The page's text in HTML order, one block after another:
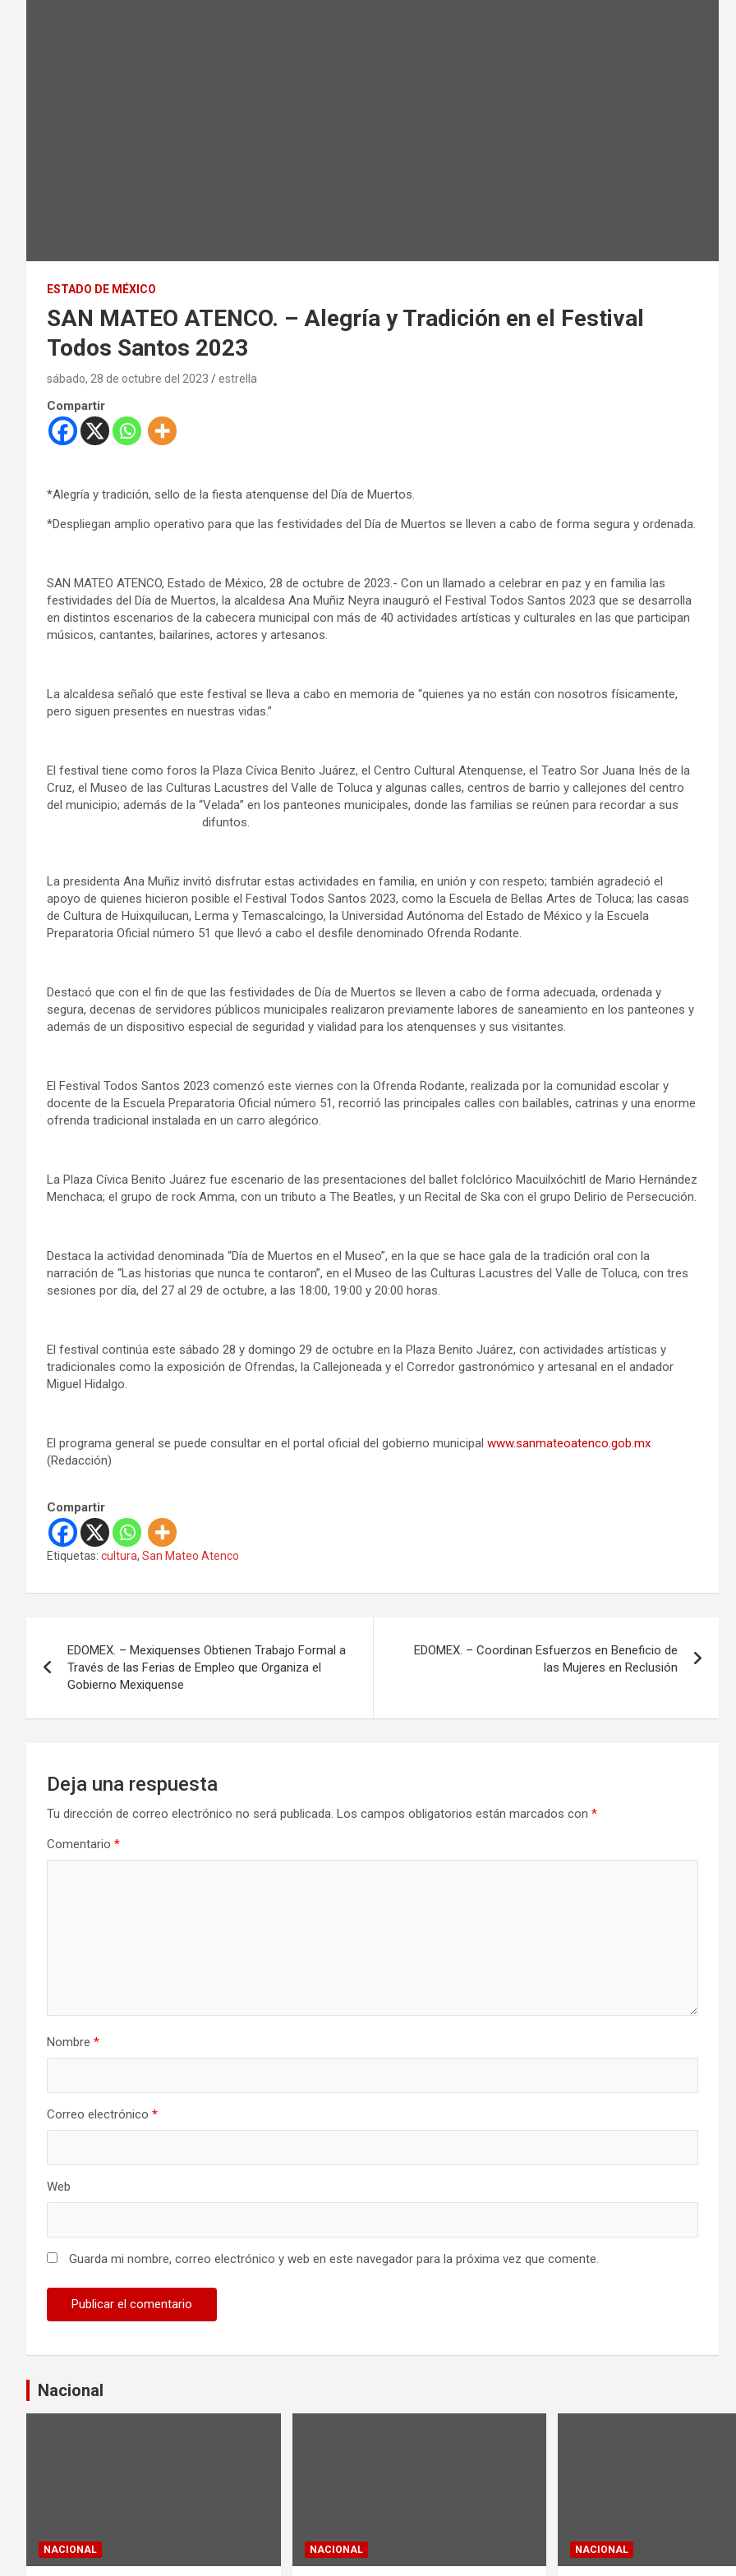
ESTADO DE MÉXICO
SAN MATEO ATENCO. – Alegría y Tradición en el Festival
Todos Santos 2023
sábado, 28 de octubre del 2023 estrella
Compartir
*Alegría y tradición, sello de la fiesta atenquense del Día de Muertos.
*Despliegan amplio operativo para que las festividades del Día de Muertos se lleven a cabo de forma segura y ordenada.
SAN MATEO ATENCO, Estado de México, 28 de octubre de 2023.- Con un llamado a celebrar en paz y en familia las
festividades del Día de Muertos, la alcaldesa Ana Muñiz Neyra inauguró el Festival Todos Santos 2023 que se desarrolla
en distintos escenarios de la cabecera municipal con más de 40 actividades artísticas y culturales en las que participan
músicos, cantantes, bailarines, actores y artesanos.
La alcaldesa señaló que este festival se lleva a cabo en memoria de “quienes ya no están con nosotros físicamente,
pero siguen presentes en nuestras vidas.”
El festival tiene como foros la Plaza Cívica Benito Juárez, el Centro Cultural Atenquense, el Teatro Sor Juana Inés de la
Cruz, el Museo de las Culturas Lacustres del Valle de Toluca y algunas calles, centros de barrio y callejones del centro
del municipio; además de la “Velada” en los panteones municipales, donde las familias se reúnen para recordar a sus
difuntos.
La presidenta Ana Muñiz invitó disfrutar estas actividades en familia, en unión y con respeto; también agradeció el
apoyo de quienes hicieron posible el Festival Todos Santos 2023, como la Escuela de Bellas Artes de Toluca; las casas
de Cultura de Huixquilucan, Lerma y Temascalcingo, la Universidad Autónoma del Estado de México y la Escuela
Preparatoria Oficial número 51 que llevó a cabo el desfile denominado Ofrenda Rodante.
Destacó que con el fin de que las festividades de Día de Muertos se lleven a cabo de forma adecuada, ordenada y
segura, decenas de servidores públicos municipales realizaron previamente labores de saneamiento en los panteones y
además de un dispositivo especial de seguridad y vialidad para los atenquenses y sus visitantes.
El Festival Todos Santos 2023 comenzó este viernes con la Ofrenda Rodante, realizada por la comunidad escolar y
docente de la Escuela Preparatoria Oficial número 51, recorrió las principales calles con bailables, catrinas y una enorme
ofrenda tradicional instalada en un carro alegórico.
La Plaza Cívica Benito Juárez fue escenario de las presentaciones del ballet folclórico Macuilxóchitl de Mario Hernández
Menchaca; el grupo de rock Amma, con un tributo a The Beatles, y un Recital de Ska con el grupo Delirio de Persecución.
Destaca la actividad denominada “Día de Muertos en el Museo”, en la que se hace gala de la tradición oral con la
narración de “Las historias que nunca te contaron”, en el Museo de las Culturas Lacustres del Valle de Toluca, con tres
sesiones por día, del 27 al 29 de octubre, a las 18:00, 19:00 y 20:00 horas.
El festival continúa este sábado 28 y domingo 29 de octubre en la Plaza Benito Juárez, con actividades artísticas y
tradicionales como la exposición de Ofrendas, la Callejoneada y el Corredor gastronómico y artesanal en el andador
Miguel Hidalgo.
El programa general se puede consultar en el portal oficial del gobierno municipal www.sanmateoatenco.gob.mx
(Redacción)
Compartir
Etiquetas: cultura, San Mateo Atenco
EDOMEX. – Mexiquenses Obtienen Trabajo Formal a
Través de las Ferias de Empleo que Organiza el
Gobierno Mexiquense
EDOMEX. – Coordinan Esfuerzos en Beneficio de
las Mujeres en Reclusión
Deja una respuesta
Tu dirección de correo electrónico no será publicada. Los campos obligatorios están marcados con *
Comentario *
Nombre *
Correo electrónico *
Web
Guarda mi nombre, correo electrónico y web en este navegador para la próxima vez que comente.
Nacional
NACIONAL NACIONAL NACIONAL